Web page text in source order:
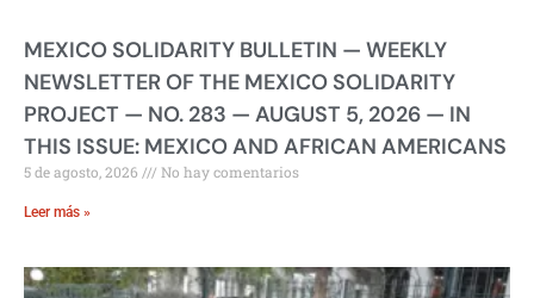
MEXICO SOLIDARITY BULLETIN — WEEKLY
NEWSLETTER OF THE MEXICO SOLIDARITY
PROJECT — NO. 283 — AUGUST 5, 2026 — IN
THIS ISSUE: MEXICO AND AFRICAN AMERICANS
5 de agosto, 2026 No hay comentarios
Leer más »